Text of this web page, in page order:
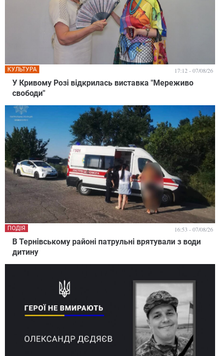
У Кривому Розі відкрилась виставка "Мереживо
свободи"
КУЛЬТУРА 17:12 - 07/08/26
В Тернівському районі патрульні врятували з води
дитину
ПОДІЯ 16:53 - 07/08/26